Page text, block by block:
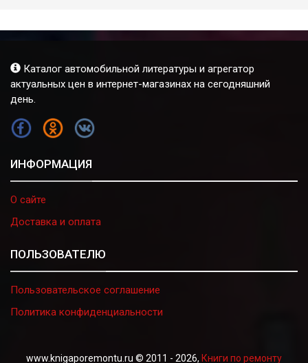
Каталог автомобильной литературы и агрегатор
актуальных цен в интернет-магазинах на сегодняшний
день.
FB OK VK
ИНФОРМАЦИЯ
О сайте
Доставка и оплата
ПОЛЬЗОВАТЕЛЮ
Пользовательское соглашение
Политика конфиденциальности
www.knigaporemontu.ru © 2011 - 2026, Книги по ремонту